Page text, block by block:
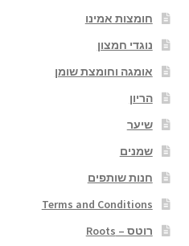
חומצות אמינו
נוגדי חמצון
אומגה וחומצת שומן
הריון
שיער
שמנים
חנות שותפים
Terms and Conditions
רוטס – Roots